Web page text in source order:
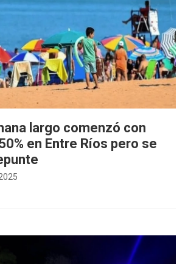
largo comenzó con
en Entre Ríos pero se